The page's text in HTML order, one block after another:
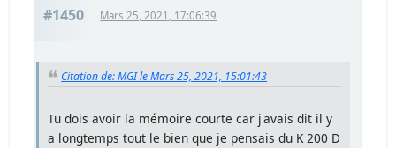
#1450 Mars 25, 2021, 17:06:39
Citation de: MGI le Mars 25, 2021, 15:01:43
Tu dois avoir la mémoire courte car j'avais dit il y
a longtemps tout le bien que je pensais du K 200 D